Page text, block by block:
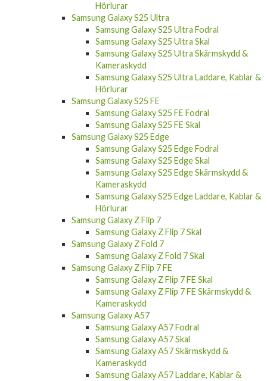
Hörlurar
Samsung Galaxy S25 Ultra
Samsung Galaxy S25 Ultra Fodral
Samsung Galaxy S25 Ultra Skal
Samsung Galaxy S25 Ultra Skärmskydd &
Kameraskydd
Samsung Galaxy S25 Ultra Laddare, Kablar &
Hörlurar
Samsung Galaxy S25 FE
Samsung Galaxy S25 FE Fodral
Samsung Galaxy S25 FE Skal
Samsung Galaxy S25 Edge
Samsung Galaxy S25 Edge Fodral
Samsung Galaxy S25 Edge Skal
Samsung Galaxy S25 Edge Skärmskydd &
Kameraskydd
Samsung Galaxy S25 Edge Laddare, Kablar &
Hörlurar
Samsung Galaxy Z Flip 7
Samsung Galaxy Z Flip 7 Skal
Samsung Galaxy Z Fold 7
Samsung Galaxy Z Fold 7 Skal
Samsung Galaxy Z Flip 7 FE
Samsung Galaxy Z Flip 7 FE Skal
Samsung Galaxy Z Flip 7 FE Skärmskydd &
Kameraskydd
Samsung Galaxy A57
Samsung Galaxy A57 Fodral
Samsung Galaxy A57 Skal
Samsung Galaxy A57 Skärmskydd &
Kameraskydd
Samsung Galaxy A57 Laddare, Kablar &